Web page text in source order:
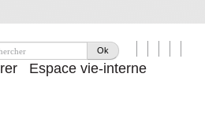
Ok
Espace vie-interne